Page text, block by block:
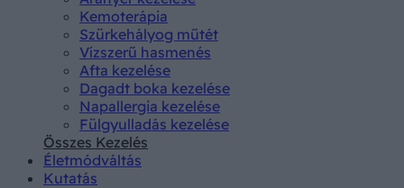
Kemoterápia
Szürkehályog műtét
Vízszerű hasmenés
Afta kezelése
Dagadt boka kezelése
Napallergia kezelése
Fülgyulladás kezelése
Összes Kezelés
Életmódváltás
Kutatás